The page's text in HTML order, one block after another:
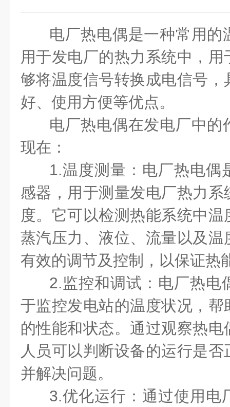
电厂热电偶是一种常用的
用于发电厂的热力系统中，
够将温度信号转换成电信号
好、使用方便等优点。
电厂热电偶在发电厂中的
现在：
1.温度测量：电厂热电偶
感器，用于测量发电厂热力
度。它可以检测热能系统中
蒸汽压力、液位、流量以及
有效的调节及控制，以保证热
2.监控和调试：电厂热电
于监控发电站的温度状况，
的性能和状态。通过观察热
人员可以判断设备的运行是
并解决问题。
3.优化运行：通过使用电